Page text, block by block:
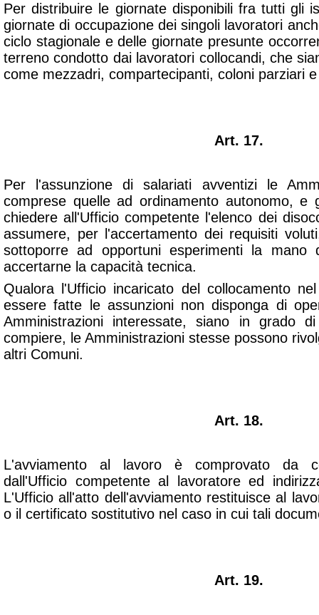
Per distribuire le giornate disponibili fra tutti gli
giornate di occupazione dei singoli lavoratori
ciclo stagionale e delle giornate presunte
terreno condotto dai lavoratori collocandi, che
come mezzadri, compartecipanti, coloni parziari
Art. 17.
Per l'assunzione di salariati avventizi le
comprese quelle ad ordinamento autonomo, e
chiedere all'Ufficio competente l'elenco dei
assumere, per l'accertamento dei requisiti
sottoporre ad opportuni esperimenti la mano
accertarne la capacità tecnica.
Qualora l'Ufficio incaricato del collocamento
essere fatte le assunzioni non disponga di
Amministrazioni interessate, siano in grado
compiere, le Amministrazioni stesse possono
altri Comuni.
Art. 18.
L'avviamento al lavoro è comprovato da
dall'Ufficio competente al lavoratore ed
L'Ufficio all'atto dell'avviamento restituisce al
o il certificato sostitutivo nel caso in cui tali
Art. 19.